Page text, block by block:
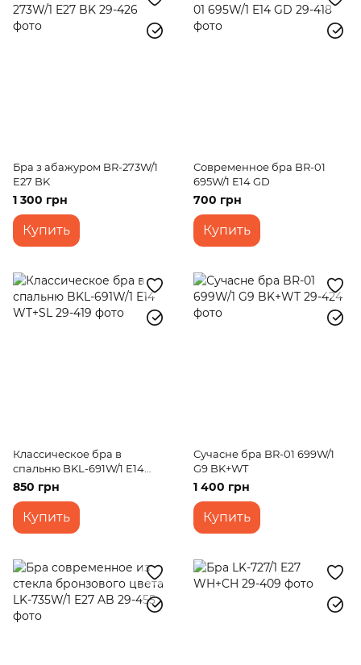
Бра з абажуром BR-273W/1
E27 BK
1 300 грн
Купить
Современное бра BR-01
695W/1 E14 GD
700 грн
Купить
Классическое бра в
спальню BKL-691W/1 E14
WT+SL
850 грн
Купить
Сучасне бра BR-01 699W/1
G9 BK+WT
1 400 грн
Купить